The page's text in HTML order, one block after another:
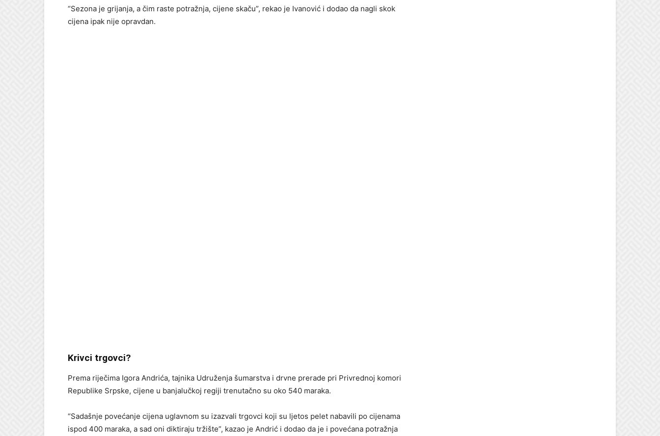
“Sezona je grijanja, a čim raste potražnja, cijene skaču”, rekao je Ivanović i dodao da nagli skok
cijena ipak nije opravdan.
Krivci trgovci?
Prema riječima Igora Andrića, tajnika Udruženja šumarstva i drvne prerade pri Privrednoj komori
Republike Srpske, cijene u banjalučkoj regiji trenutačno su oko 540 maraka.
“Sadašnje povećanje cijena uglavnom su izazvali trgovci koji su ljetos pelet nabavili po cijenama
ispod 400 maraka, a sad oni diktiraju tržište”, kazao je Andrić i dodao da je i povećana potražnja